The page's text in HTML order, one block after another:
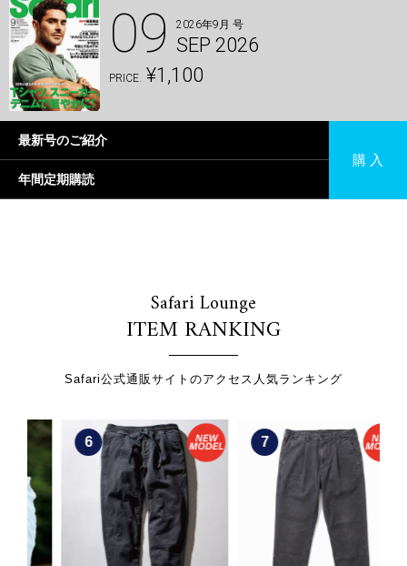
09 2026年9月 号
SEP 2026
PRICE. ¥1,100
最新号のご紹介
年間定期購読
購 入
Safari Lounge
ITEM RANKING
Safari公式通販サイトのアクセス人気ランキング